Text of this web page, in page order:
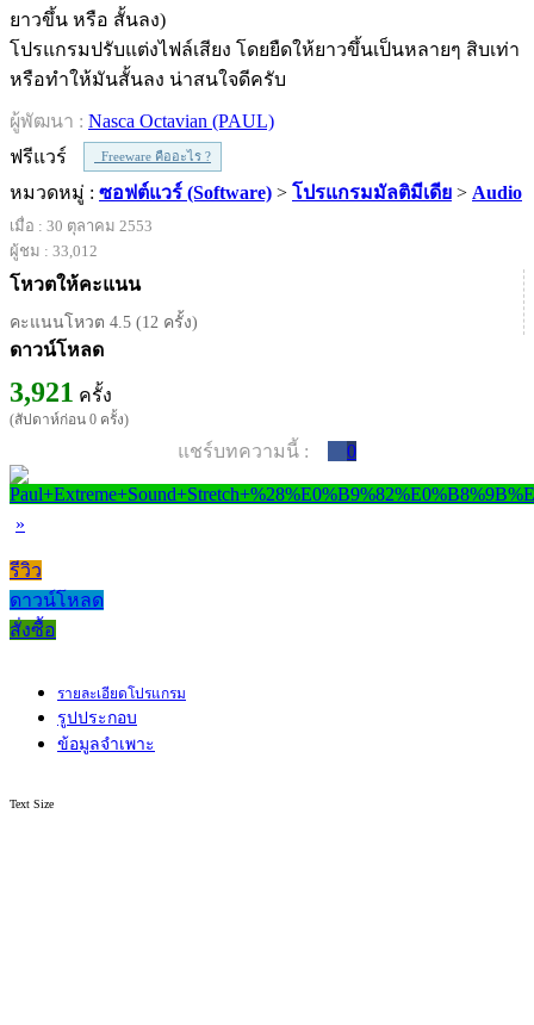
โปรแกรมปรับแต่งไฟล์เสียง โดยยืดให้ยาวขึ้นเป็นหลายๆ สิบเท่า
หรือทำให้มันสั้นลง น่าสนใจดีครับ
ผู้พัฒนา : Nasca Octavian (PAUL)
ฟรีแวร์
Freeware คืออะไร ?
หมวดหมู่ : ซอฟต์แวร์ (Software) > โปรแกรมมัลติมีเดีย > Audio
เมื่อ : 30 ตุลาคม 2553
ผู้ชม : 33,012
โหวตให้คะแนน
คะแนนโหวต 4.5 (12 ครั้ง)
ดาวน์โหลด
3,921 ครั้ง
(สัปดาห์ก่อน 0 ครั้ง)
แชร์บทความนี้ : 0
»
รีวิว
ดาวน์โหลด
สั่งซื้อ
รายละเอียดโปรแกรม
รูปประกอบ
ข้อมูลจำเพาะ
Text Size